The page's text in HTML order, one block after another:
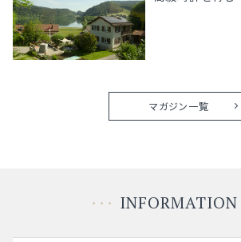
マガジン一覧
INFORMATION